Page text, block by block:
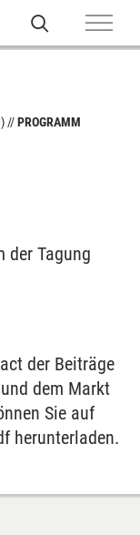
PROGRAMM
der Tagung
der Beiträge
dem Markt
Sie auf
herunterladen.